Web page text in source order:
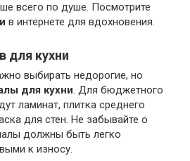
всего по душе. Посмотрите
в интернете для вдохновения.
для кухни
выбирать недорогие, но
для кухни. Для бюджетного
ламинат, плитка среднего
для стен. Не забывайте о
должны быть легко
к износу.